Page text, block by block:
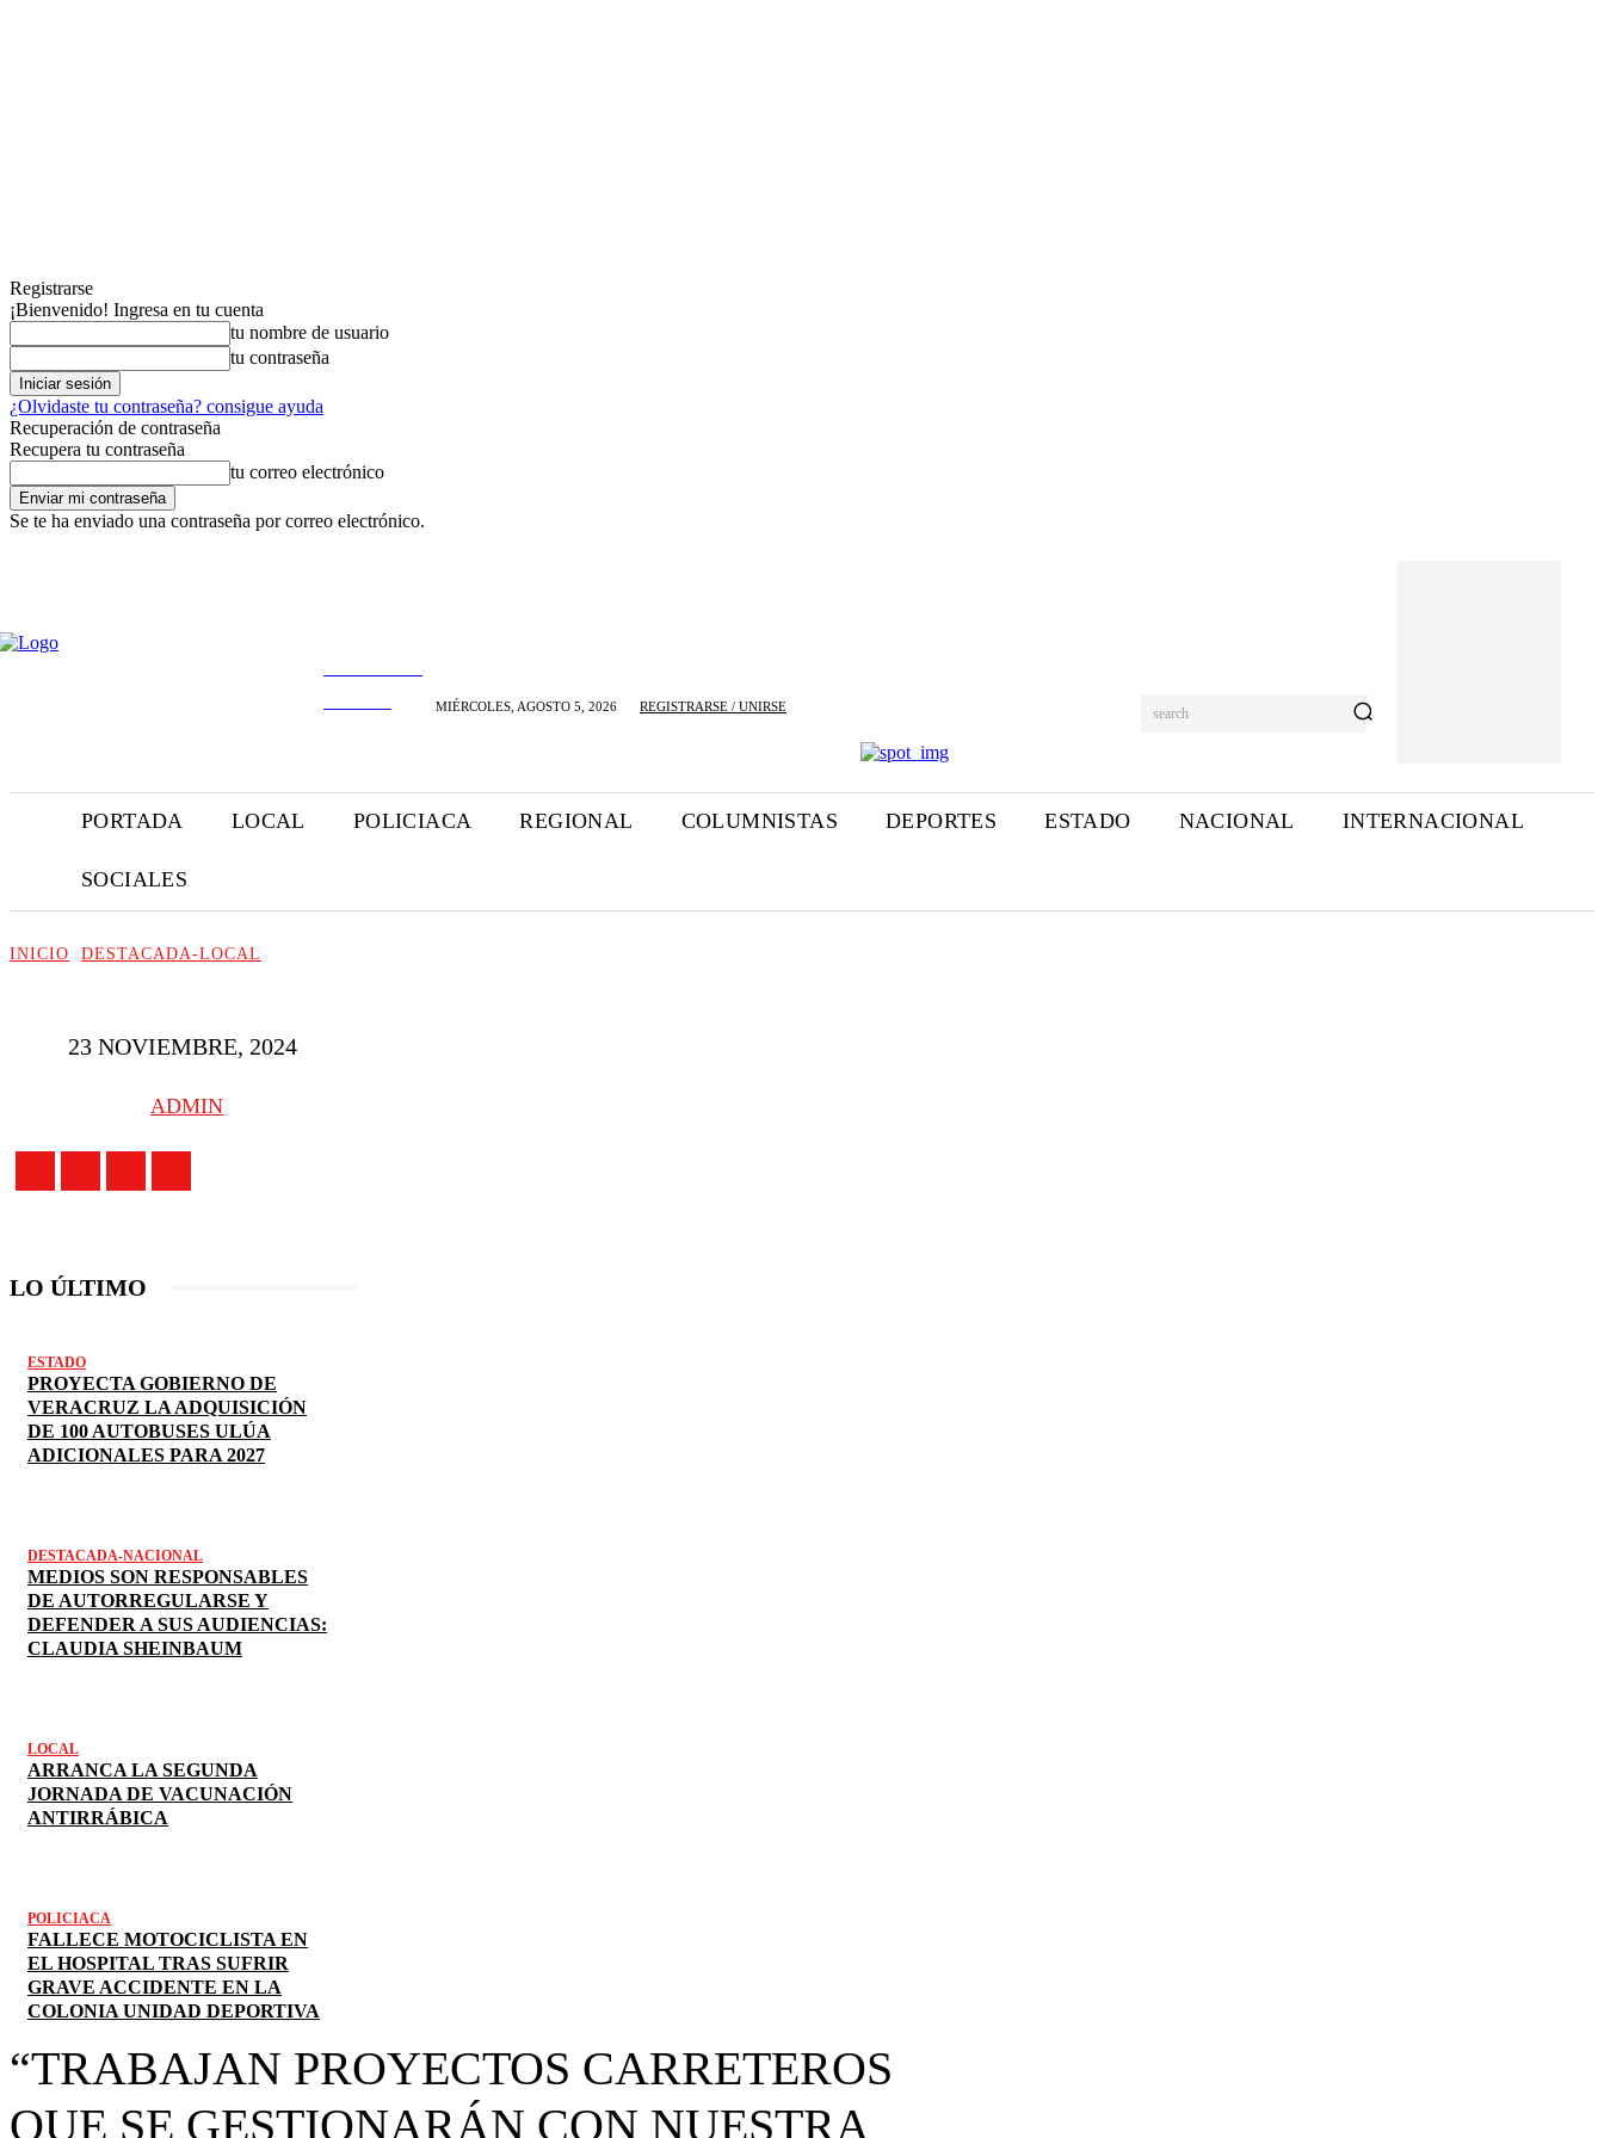
Registrarse
¡Bienvenido! Ingresa en tu cuenta
tu nombre de usuario
tu contraseña
¿Olvidaste tu contraseña? consigue ayuda
Recuperación de contraseña
Recupera tu contraseña
tu correo electrónico
Se te ha enviado una contraseña por correo electrónico.
MIÉRCOLES, AGOSTO 5, 2026 REGISTRARSE / UNIRSE search
PORTADA LOCAL POLICIACA REGIONAL COLUMNISTAS DEPORTES ESTADO NACIONAL INTERNACIONAL
SOCIALES
INICIO DESTACADA-LOCAL
23 NOVIEMBRE, 2024
ADMIN
LO ÚLTIMO
ESTADO
PROYECTA GOBIERNO DE
VERACRUZ LA ADQUISICIÓN
DE 100 AUTOBUSES ULÚA
ADICIONALES PARA 2027
DESTACADA-NACIONAL
MEDIOS SON RESPONSABLES
DE AUTORREGULARSE Y
DEFENDER A SUS AUDIENCIAS:
CLAUDIA SHEINBAUM
LOCAL
ARRANCA LA SEGUNDA
JORNADA DE VACUNACIÓN
ANTIRRÁBICA
POLICIACA
FALLECE MOTOCICLISTA EN
EL HOSPITAL TRAS SUFRIR
GRAVE ACCIDENTE EN LA
COLONIA UNIDAD DEPORTIVA
“TRABAJAN PROYECTOS CARRETEROS
QUE SE GESTIONARÁN CON NUESTRA